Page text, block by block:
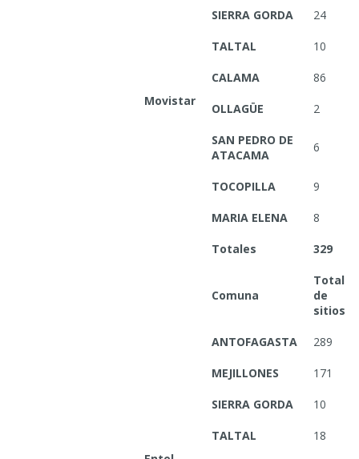
Movistar
SIERRA GORDA 24
TALTAL 10
CALAMA 86
OLLAGÜE 2
SAN PEDRO DE
ATACAMA
6
TOCOPILLA 9
MARIA ELENA 8
Totales 329
Comuna
Total
de
sitios
ANTOFAGASTA 289
MEJILLONES 171
SIERRA GORDA 10
TALTAL 18